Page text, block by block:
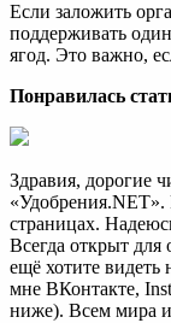
Если заложить
поддерживать
ягод. Это важно,
Понравилась
Здравия, дорогие
«Удобрения.NET».
страницах.
Всегда открыт
ещё хотите видеть
мне ВКонтакте,
ниже). Всем мира и